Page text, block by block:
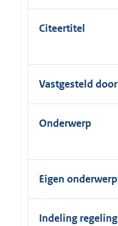
Citeertitel
Vastgesteld door
Onderwerp
Eigen onderwerp
Indeling regeling